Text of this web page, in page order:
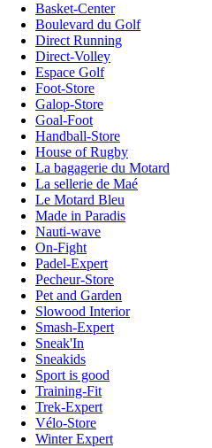
Basket-Center
Boulevard du Golf
Direct Running
Direct-Volley
Espace Golf
Foot-Store
Galop-Store
Goal-Foot
Handball-Store
House of Rugby
La bagagerie du Motard
La sellerie de Maé
Le Motard Bleu
Made in Paradis
Nauti-wave
On-Fight
Padel-Expert
Pecheur-Store
Pet and Garden
Slowood Interior
Smash-Expert
Sneak'In
Sneakids
Sport is good
Training-Fit
Trek-Expert
Vélo-Store
Winter Expert